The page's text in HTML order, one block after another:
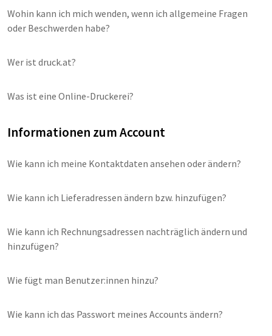
Wohin kann ich mich wenden, wenn ich allgemeine Fragen
oder Beschwerden habe?
Wer ist druck.at?
Was ist eine Online-Druckerei?
Informationen zum Account
Wie kann ich meine Kontaktdaten ansehen oder ändern?
Wie kann ich Lieferadressen ändern bzw. hinzufügen?
Wie kann ich Rechnungsadressen nachträglich ändern und
hinzufügen?
Wie fügt man Benutzer:innen hinzu?
Wie kann ich das Passwort meines Accounts ändern?